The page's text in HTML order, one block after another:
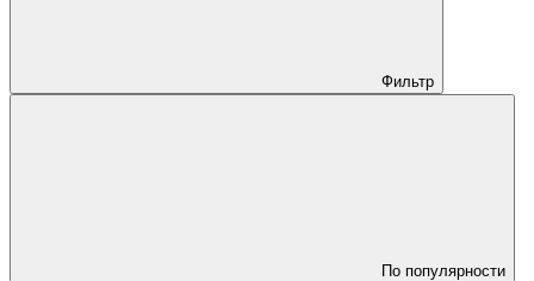
Фильтр
По популярности